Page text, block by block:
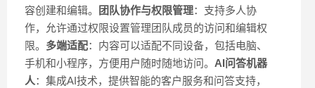
容创建和编辑。
团队协作与权限管理：支持多人协
作，允许通过权限设置管理团队成员的访问和编辑权
限。 多端适配：内容可以适配不同设备，包括电脑、
手机和小程序，方便用户随时随地访问。 AI问答机器
人：集成AI技术，提供智能的客户服务和问答支持，